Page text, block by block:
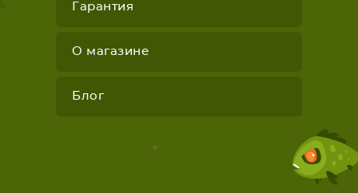
Гарантия
О магазине
Блог